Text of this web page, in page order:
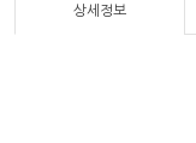
상세정보